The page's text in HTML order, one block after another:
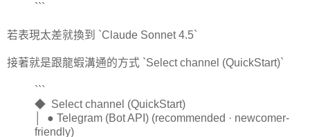
```
若表現太差就換到 `Claude Sonnet 4.5`
接著就是跟龍蝦溝通的方式 `Select channel (QuickStart)`
```
◆ Select channel (QuickStart)
│ ● Telegram (Bot API) (recommended · newcomer-
friendly)